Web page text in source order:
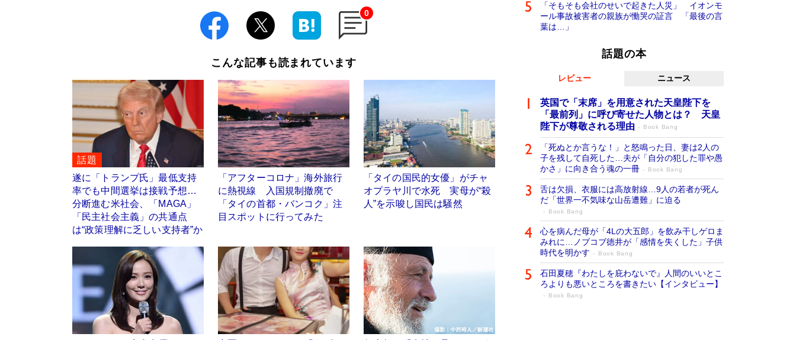
0
こんな記事も読まれています
話題
遂に「トランプ氏」最低支持
率でも中間選挙は接戦予想…
分断進む米社会、「MAGA」
「民主社会主義」の共通点
は“政策理解に乏しい支持者”か
「アフターコロナ」海外旅行
に熱視線 入国規制撤廃で
「タイの首都・バンコク」注
目スポットに行ってみた
「タイの国民的女優」がチャ
オプラヤ川で水死 実母が“殺
人”を示唆し国民は騒然
「そもそも会社のせいで起きた人災」 イオンモ
ール事故被害者の親族が慟哭の証言 「最後の言
葉は…」
話題の本
レビュー ニュース
英国で「末席」を用意された天皇陛下を
「最前列」に呼び寄せた人物とは？ 天皇
陛下が尊敬される理由
Book Bang
「死ぬとか言うな！」と怒鳴った日、妻は2人の
子を残して自死した…夫が「自分の犯した罪や愚
かさ」に向き合う魂の一冊
Book Bang
舌は欠損、衣服には高放射線…9人の若者が死ん
だ「世界一不気味な山岳遭難」に迫る
Book Bang
心を病んだ母が「4Lの大五郎」を飲み干しゲロま
みれに…ノブコブ徳井が「感情を失くした」子供
時代を明かす
Book Bang
石田夏穂『わたしを庇わないで』人間のいいとこ
ろよりも悪いところを書きたい【インタビュー】
Book Bang